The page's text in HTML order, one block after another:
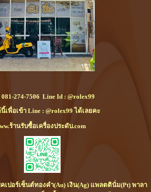
081-274-7506 Line Id :@rolex99
เพื่อเข้า Line : @rolex99 ได้เลยคะ
ร้านรับซื้อเครื่องประดับ.com
เปอร์เซ็นต์ทองคำ(Au) เงิน(Ag) แพลตตินั่ม(Pt) พาลา